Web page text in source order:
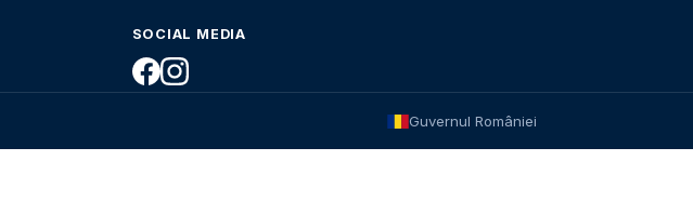
SOCIAL MEDIA
Guvernul României